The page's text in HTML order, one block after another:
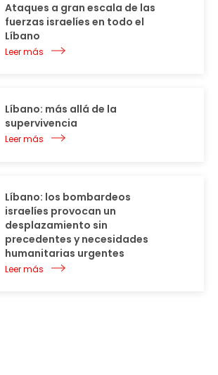
Ataques a gran escala de las
fuerzas israelíes en todo el
Líbano
Leer más
Líbano: más allá de la
supervivencia
Leer más
Líbano: los bombardeos
israelíes provocan un
desplazamiento sin
precedentes y necesidades
humanitarias urgentes
Leer más